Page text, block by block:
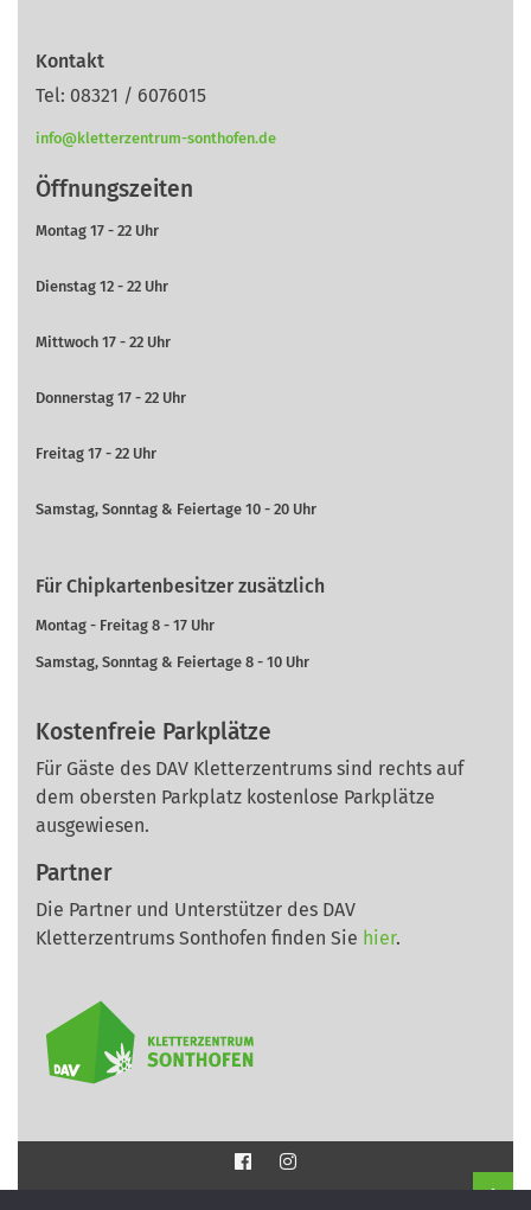
Kontakt
Tel: 08321 / 6076015
info@kletterzentrum-sonthofen.de
Öffnungszeiten
Montag 17 - 22 Uhr
Dienstag 12 - 22 Uhr
Mittwoch 17 - 22 Uhr
Donnerstag 17 - 22 Uhr
Freitag 17 - 22 Uhr
Samstag, Sonntag & Feiertage 10 - 20 Uhr
Für Chipkartenbesitzer zusätzlich
Montag - Freitag 8 - 17 Uhr
Samstag, Sonntag & Feiertage 8 - 10 Uhr
Kostenfreie Parkplätze
Für Gäste des DAV Kletterzentrums sind rechts auf
dem obersten Parkplatz kostenlose Parkplätze
ausgewiesen.
Partner
Die Partner und Unterstützer des DAV
Kletterzentrums Sonthofen finden Sie hier.